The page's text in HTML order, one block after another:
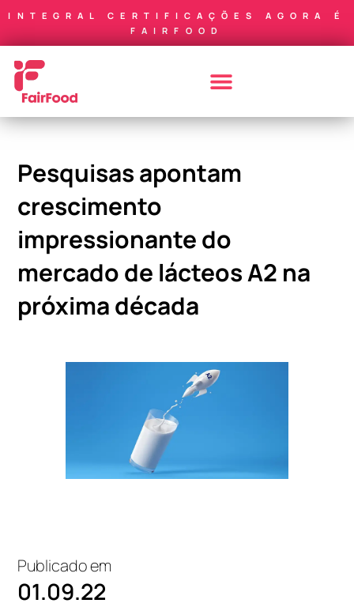
INTEGRAL CERTIFICAÇÕES AGORA É
FAIRFOOD
Pesquisas apontam
crescimento
impressionante do
mercado de lácteos A2 na
próxima década
Publicado em
01.09.22